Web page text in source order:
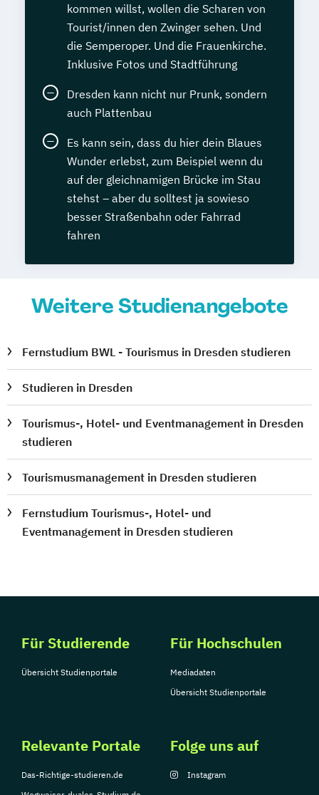
kommen willst, wollen die Scharen von
Tourist/innen den Zwinger sehen. Und
die Semperoper. Und die Frauenkirche.
Inklusive Fotos und Stadtführung
Dresden kann nicht nur Prunk, sondern
auch Plattenbau
Es kann sein, dass du hier dein Blaues
Wunder erlebst, zum Beispiel wenn du
auf der gleichnamigen Brücke im Stau
stehst – aber du solltest ja sowieso
besser Straßenbahn oder Fahrrad
fahren
Weitere Studienangebote
Fernstudium BWL - Tourismus in Dresden studieren
Studieren in Dresden
Tourismus-, Hotel- und Eventmanagement in Dresden
studieren
Tourismusmanagement in Dresden studieren
Fernstudium Tourismus-, Hotel- und
Eventmanagement in Dresden studieren
Für Studierende
Übersicht Studienportale
Für Hochschulen
Mediadaten
Übersicht Studienportale
Relevante Portale
Das-Richtige-studieren.de
Folge uns auf
Instagram